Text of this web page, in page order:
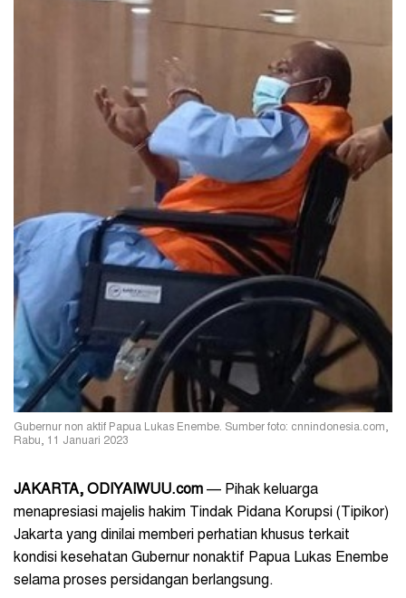
Gubernur non aktif Papua Lukas Enembe. Sumber foto: cnnindonesia.com,
Rabu, 11 Januari 2023
JAKARTA, ODIYAIWUU.com — Pihak keluarga
menapresiasi majelis hakim Tindak Pidana Korupsi (Tipikor)
Jakarta yang dinilai memberi perhatian khusus terkait
kondisi kesehatan Gubernur nonaktif Papua Lukas Enembe
selama proses persidangan berlangsung.